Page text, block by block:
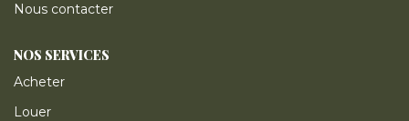
Nous contacter
NOS SERVICES
Acheter
Louer